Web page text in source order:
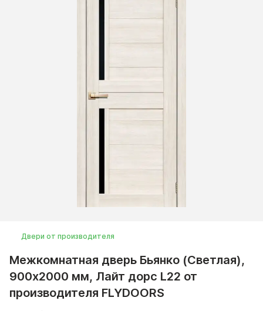
Двери от производителя
Межкомнатная дверь Бьянко (Светлая),
900x2000 мм, Лайт дорс L22 от
производителя FLYDOORS